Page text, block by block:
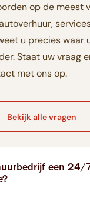
op de meest
u precies waar
Staat uw vraag
met ons op.
Bekijk alle vragen
een 24/